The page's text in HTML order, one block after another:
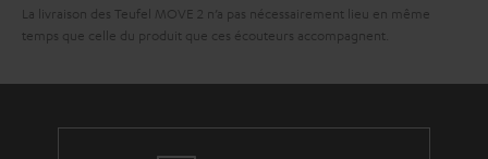
La livraison des Teufel MOVE 2 n’a pas nécessairement lieu en même
temps que celle du produit que ces écouteurs accompagnent.